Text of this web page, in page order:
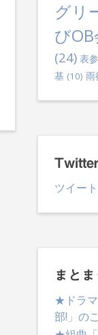
グリ
びOB
(24) 表
基 (10) 雨
Twitter
ツイート
まと
★ドラ
部!」の